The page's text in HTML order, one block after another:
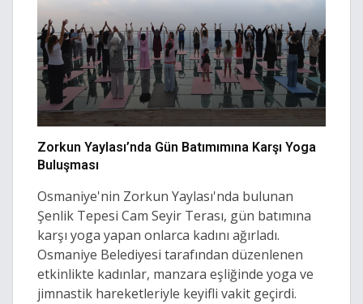
Zorkun Yaylası’nda Gün Batımımına Karşı Yoga
Buluşması
Osmaniye'nin Zorkun Yaylası'nda bulunan
Şenlik Tepesi Cam Seyir Terası, gün batımına
karşı yoga yapan onlarca kadını ağırladı.
Osmaniye Belediyesi tarafından düzenlenen
etkinlikte kadınlar, manzara eşliğinde yoga ve
jimnastik hareketleriyle keyifli vakit geçirdi.